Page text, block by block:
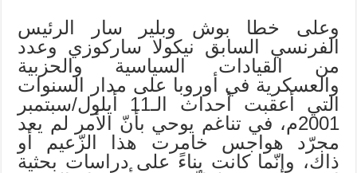
وعلى خطا بوش وبلير سار الرئيس
الفرنسي السابق نيكولا ساركوزي وعدد
من القيادات السياسية والحزبية
والعسكرية في أوروبا على مدار السنوات
التي أعقبت أحداث الـ11 أيلول/سبتمبر
2001م، في تناغم يوحي بأنّ الأمر لم يعد
مجرّد هواجس خامرت هذا الزّعيم أو
ذاك، وإنّما كانت بناءً على دراسات بحثية